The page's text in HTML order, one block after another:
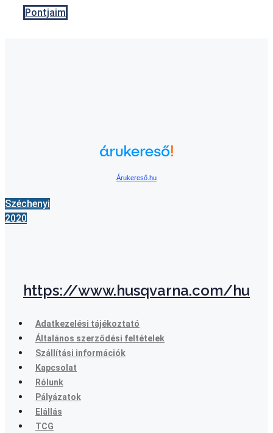
Pontjaim
Árukereső.hu
Széchenyi
2020
https://www.husqvarna.com/hu
Adatkezelési tájékoztató
Általános szerződési feltételek
Szállítási információk
Kapcsolat
Rólunk
Pályázatok
Elállás
TCG